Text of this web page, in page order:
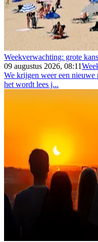
Weekverwachting: grote
09 augustus 2026, 08:11
We krijgen weer een
het wordt lees j...